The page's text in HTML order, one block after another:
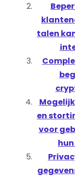
talen
en
voor